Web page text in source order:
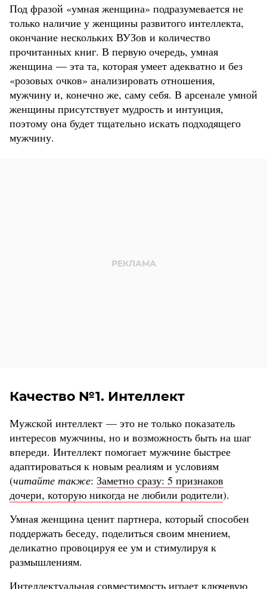
Под фразой «умная женщина» подразумевается не
только наличие у женщины развитого интеллекта,
окончание нескольких ВУЗов и количество
прочитанных книг. В первую очередь, умная
женщина — эта та, которая умеет адекватно и без
«розовых очков» анализировать отношения,
мужчину и, конечно же, саму себя. В арсенале умной
женщины присутствует мудрость и интуиция,
поэтому она будет тщательно искать подходящего
мужчину.
Качество №1. Интеллект
Мужской интеллект — это не только показатель
интересов мужчины, но и возможность быть на шаг
впереди. Интеллект помогает мужчине быстрее
адаптироваться к новым реалиям и условиям
(читайте также: Заметно сразу: 5 признаков
дочери, которую никогда не любили родители).
Умная женщина ценит партнера, который способен
поддержать беседу, поделиться своим мнением,
деликатно провоцируя ее ум и стимулируя к
размышлениям.
Интеллектуальная совместимость играет ключевую